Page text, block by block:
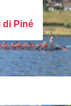
di Piné